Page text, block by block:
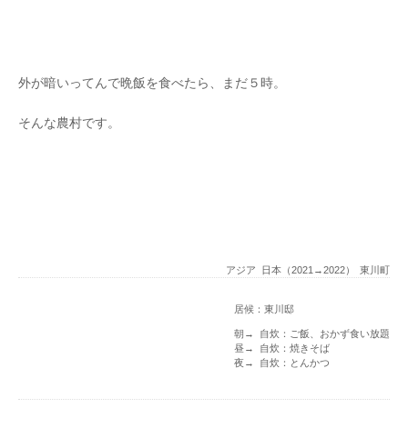
外が暗いってんで晩飯を食べたら、まだ５時。
そんな農村です。
アジア 日本（2021→2022） 東川町
居候：東川邸
朝→ 自炊：ご飯、おかず食い放題
昼→ 自炊：焼きそば
夜→ 自炊：とんかつ